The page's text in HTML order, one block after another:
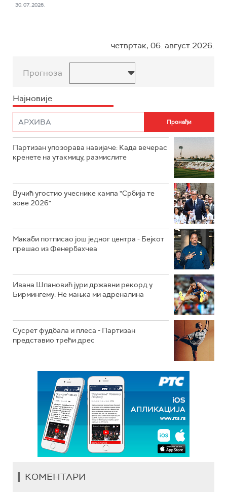
30. 07. 2026.
четвртак, 06. август 2026.
Прогноза
Најновије
Партизан упозорава навијаче: Када вечерас
кренете на утакмицу, размислите
Вучић угостио учеснике кампа "Србија те
зове 2026"
Макаби потписао још једног центра - Бејкот
прешао из Фенербахчеа
Ивана Шпановић јури државни рекорд у
Бирмингему: Не мањка ми адреналина
Сусрет фудбала и плеса - Партизан
представио трећи дрес
КОМЕНТАРИ